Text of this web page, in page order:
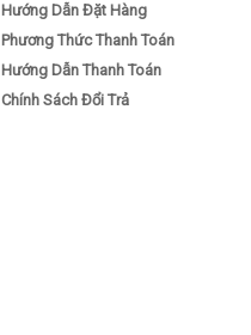
Hướng Dẫn Đặt Hàng
Phương Thức Thanh Toán
Hướng Dẫn Thanh Toán
Chính Sách Đổi Trả